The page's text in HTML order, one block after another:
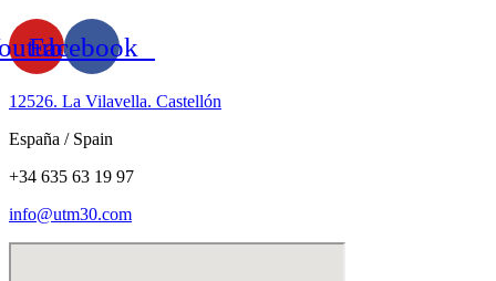
Facebook
12526. La Vilavella. Castellón
España / Spain
+34 635 63 19 97
info@utm30.com